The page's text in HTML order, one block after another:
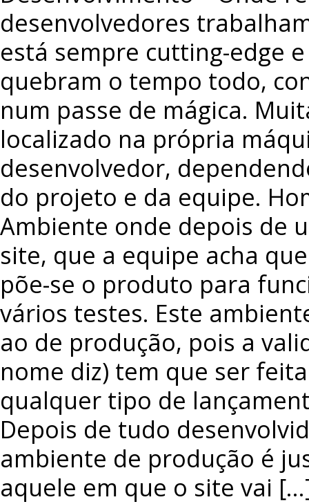
desenvolvedores
está sempre cutting-edge
quebram o tempo todo,
num passe de mágica.
localizado na própria
desenvolvedor,
do projeto e da equipe.
Ambiente onde depois de
site, que a equipe acha
põe-se o produto para
vários testes. Este
ao de produção, pois a
nome diz) tem que ser
qualquer tipo de
Depois de tudo
ambiente de produção é
aquele em que o site vai